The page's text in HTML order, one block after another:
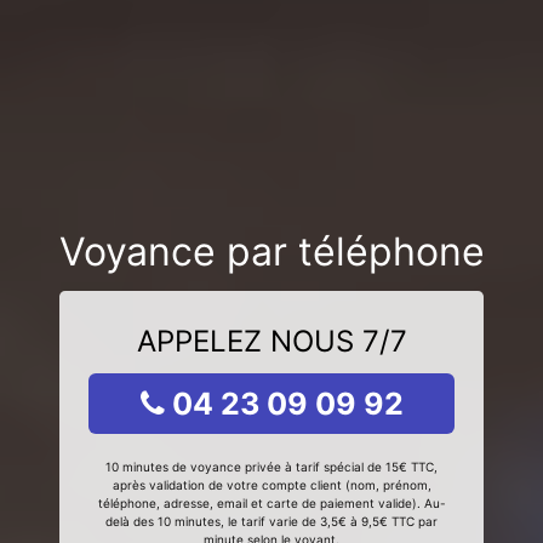
Voyance par téléphone
APPELEZ NOUS 7/7
04 23 09 09 92
10 minutes de voyance privée à tarif spécial de 15€ TTC,
après validation de votre compte client (nom, prénom,
téléphone, adresse, email et carte de paiement valide). Au-
delà des 10 minutes, le tarif varie de 3,5€ à 9,5€ TTC par
minute selon le voyant.